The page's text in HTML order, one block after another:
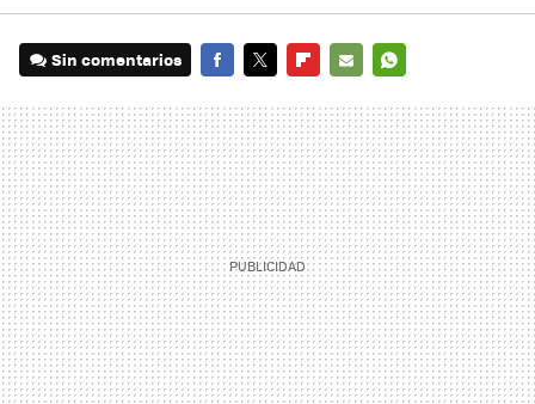
Sin comentarios
MAIL